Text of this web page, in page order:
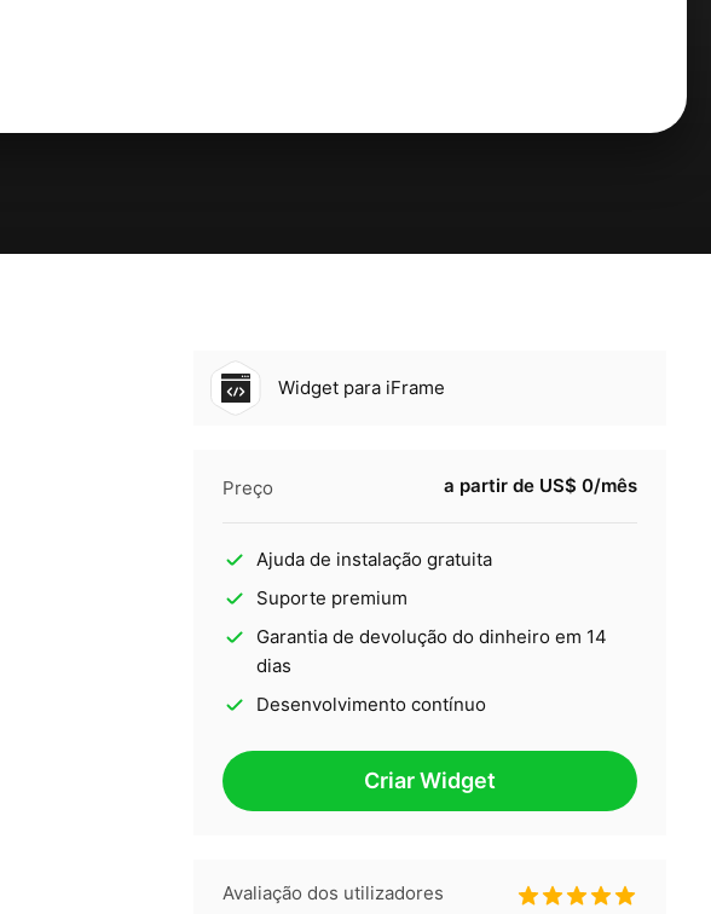
Widget para iFrame
Preço a partir de US$ 0/mês
Ajuda de instalação gratuita
Suporte premium
Garantia de devolução do dinheiro em 14
dias
Desenvolvimento contínuo
Criar Widget
Avaliação dos utilizadores